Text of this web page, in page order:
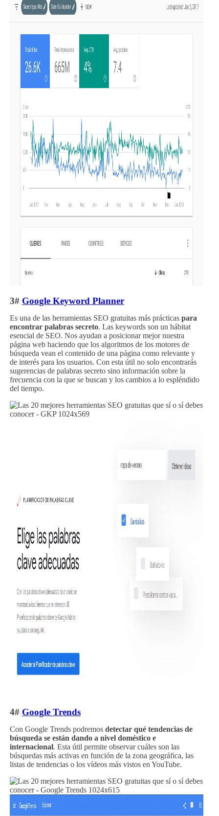
3# Google Keyword Planner
Es una de las herramientas SEO gratuitas más prácticas para
encontrar palabras secreto. Las keywords son un hábitat
esencial de SEO. Nos ayudan a posicionar mejor nuestra
página web haciendo que los algoritmos de los motores de
búsqueda vean el contenido de una página como relevante y
de interés para los usuarios. Con esta útil no solo encontrarás
sugerencias de palabras secreto sino información sobre la
frecuencia con la que se buscan y los cambios a lo espléndido
del tiempo.
4# Google Trends
Con Google Trends podremos detectar qué tendencias de
búsqueda se están dando a nivel doméstico e
internacional. Esta útil permite observar cuáles son las
búsquedas más activas en función de la zona geográfica, las
listas de tendencias o los vídeos más vistos en YouTube.